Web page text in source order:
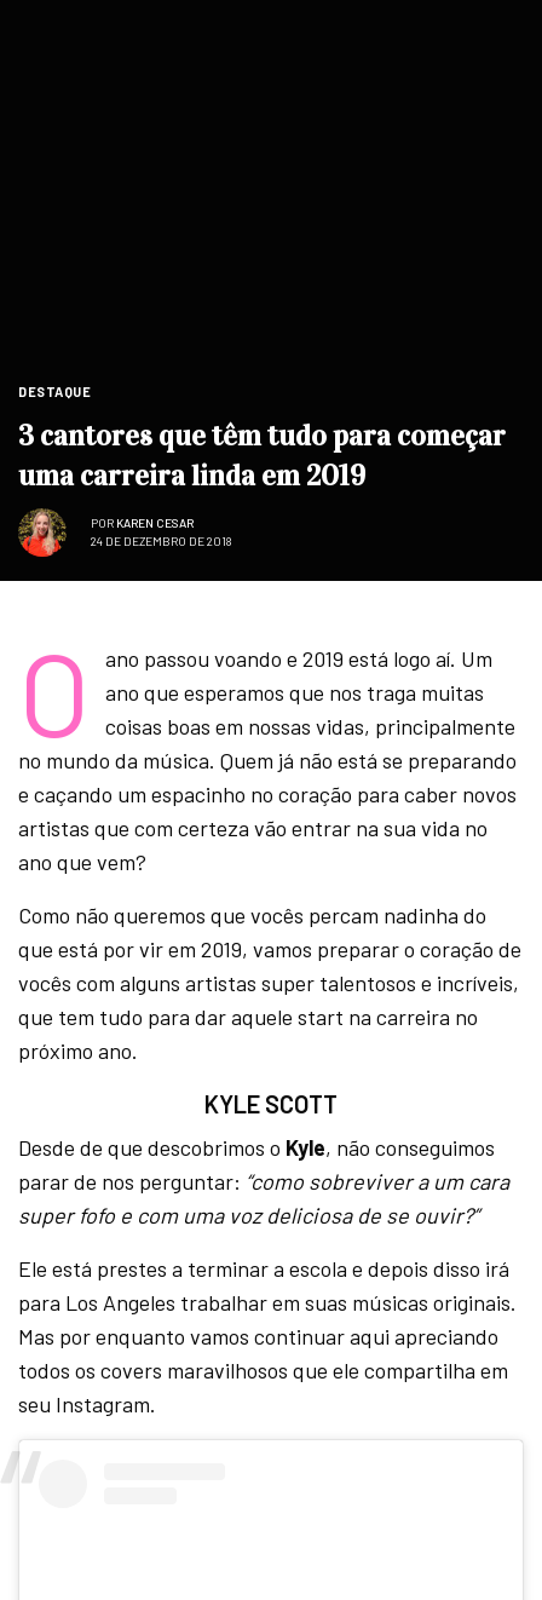
DESTAQUE
3 cantores que têm tudo para começar
uma carreira linda em 2019
POR KAREN CESAR
24 DE DEZEMBRO DE 2018
O
ano passou voando e 2019 está logo aí. Um
ano que esperamos que nos traga muitas
coisas boas em nossas vidas, principalmente
no mundo da música. Quem já não está se preparando
e caçando um espacinho no coração para caber novos
artistas que com certeza vão entrar na sua vida no
ano que vem?
Como não queremos que vocês percam nadinha do
que está por vir em 2019, vamos preparar o coração de
vocês com alguns artistas super talentosos e incríveis,
que tem tudo para dar aquele start na carreira no
próximo ano.
KYLE SCOTT
Desde de que descobrimos o Kyle, não conseguimos
parar de nos perguntar: “como sobreviver a um cara
super fofo e com uma voz deliciosa de se ouvir?”
Ele está prestes a terminar a escola e depois disso irá
para Los Angeles trabalhar em suas músicas originais.
Mas por enquanto vamos continuar aqui apreciando
todos os covers maravilhosos que ele compartilha em
seu Instagram.